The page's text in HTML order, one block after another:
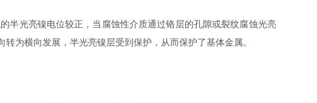
半光亮镍电位较正，当腐蚀性介质通过铬层的孔隙或裂纹腐蚀光亮
为横向发展，半光亮镍层受到保护，从而保护了基体金属。